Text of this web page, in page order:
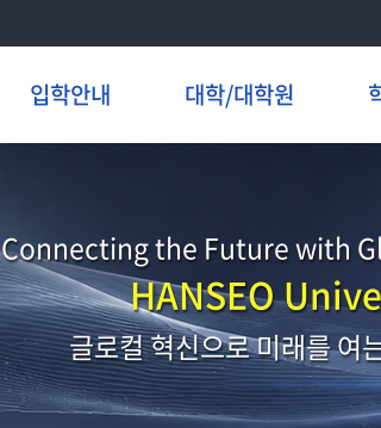
입학안내 대학/대학원
Connecting the Future with
HANSEO
글로컬 혁신으로 미래를 여